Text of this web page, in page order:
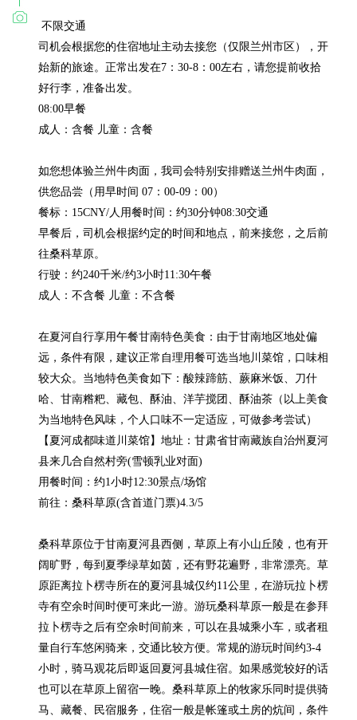
不限交通
司机会根据您的住宿地址主动去接您（仅限兰州市区），开
始新的旅途。正常出发在7：30-8：00左右，请您提前收拾
好行李，准备出发。
08:00早餐
成人：含餐 儿童：含餐
如您想体验兰州牛肉面，我司会特别安排赠送兰州牛肉面，
供您品尝（用早时间 07：00-09：00）
餐标：15CNY/人用餐时间：约30分钟08:30交通
早餐后，司机会根据约定的时间和地点，前来接您，之后前
往桑科草原。
行驶：约240千米/约3小时11:30午餐
成人：不含餐 儿童：不含餐
在夏河自行享用午餐甘南特色美食：由于甘南地区地处偏
远，条件有限，建议正常自理用餐可选当地川菜馆，口味相
较大众。当地特色美食如下：酸辣蹄筋、蕨麻米饭、刀什
哈、甘南糌粑、藏包、酥油、洋芋搅团、酥油茶（以上美食
为当地特色风味，个人口味不一定适应，可做参考尝试）
【夏河成都味道川菜馆】地址：甘肃省甘南藏族自治州夏河
县来几合自然村旁(雪顿乳业对面)
用餐时间：约1小时12:30景点/场馆
前往：桑科草原(含首道门票)4.3/5
桑科草原位于甘南夏河县西侧，草原上有小山丘陵，也有开
阔旷野，每到夏季绿草如茵，还有野花遍野，非常漂亮。草
原距离拉卜楞寺所在的夏河县城仅约11公里，在游玩拉卜楞
寺有空余时间时便可来此一游。游玩桑科草原一般是在参拜
拉卜楞寺之后有空余时间前来，可以在县城乘小车，或者租
量自行车悠闲骑来，交通比较方便。常规的游玩时间约3-4
小时，骑马观花后即返回夏河县城住宿。如果感觉较好的话
也可以在草原上留宿一晚。桑科草原上的牧家乐同时提供骑
马、藏餐、民宿服务，住宿一般是帐篷或土房的炕间，条件